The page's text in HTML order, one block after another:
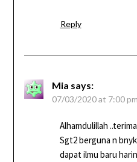
Reply
Mia says:
07/03/2020 at 7:00 pm
Alhamdulillah
Sgt2 berguna n
dapat ilmu baru